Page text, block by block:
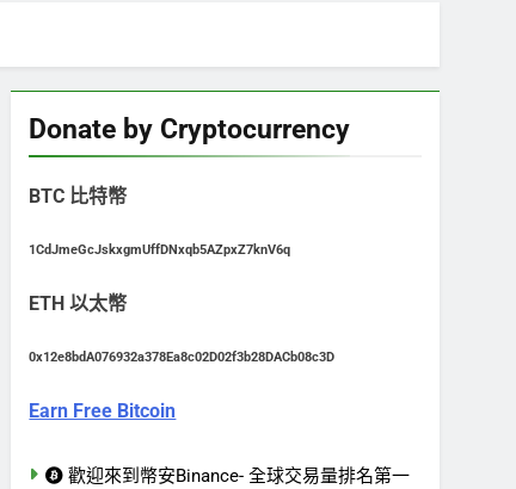
Donate by Cryptocurrency
BTC 比特幣
1CdJmeGcJskxgmUffDNxqb5AZpxZ7knV6q
ETH 以太幣
0x12e8bdA076932a378Ea8c02D02f3b28DACb08c3D
Earn Free Bitcoin
歡迎來到幣安Binance- 全球交易量排名第一